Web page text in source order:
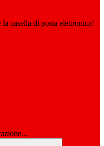
casella di posta elettronica!